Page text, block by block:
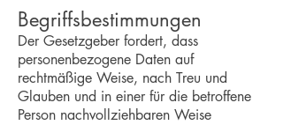
Begriffsbestimmungen
Der Gesetzgeber fordert, dass
personenbezogene Daten auf
rechtmäßige Weise, nach Treu und
Glauben und in einer für die betroffene
Person nachvollziehbaren Weise